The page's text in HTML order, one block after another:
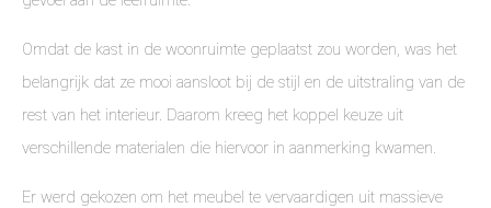
Omdat de kast in de woonruimte geplaatst zou worden, was het
belangrijk dat ze mooi aansloot bij de stijl en de uitstraling van de
rest van het interieur. Daarom kreeg het koppel keuze uit
verschillende materialen die hiervoor in aanmerking kwamen.
Er werd gekozen om het meubel te vervaardigen uit massieve